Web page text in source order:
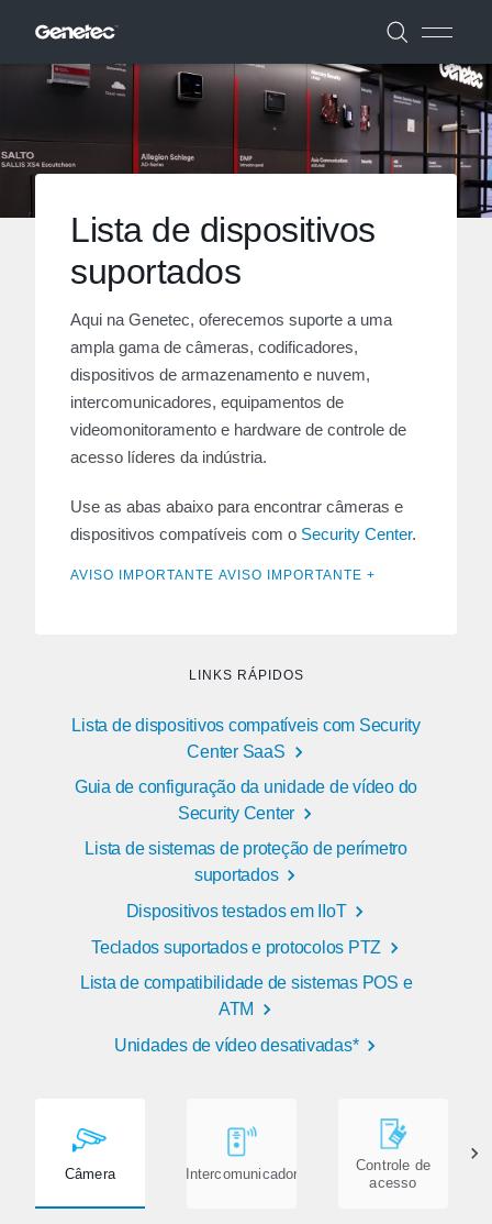
Lista de dispositivos
suportados
Aqui na Genetec, oferecemos suporte a uma
ampla gama de câmeras, codificadores,
dispositivos de armazenamento e nuvem,
intercomunicadores, equipamentos de
videomonitoramento e hardware de controle de
acesso líderes da indústria.
Use as abas abaixo para encontrar câmeras e
dispositivos compatíveis com o Security Center.
AVISO IMPORTANTE AVISO IMPORTANTE +
LINKS RÁPIDOS
Lista de dispositivos compatíveis com Security
Center SaaS
Guia de configuração da unidade de vídeo do
Security Center
Lista de sistemas de proteção de perímetro
suportados
Dispositivos testados em IIoT
Teclados suportados e protocolos PTZ
Lista de compatibilidade de sistemas POS e
ATM
Unidades de vídeo desativadas*
Câmera Intercomunicador
Controle de
acesso